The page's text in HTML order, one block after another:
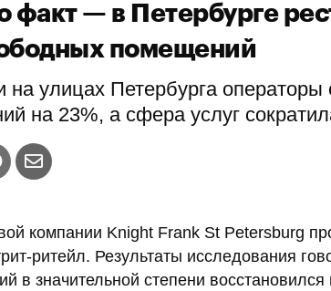
факт — в Петербурге
помещений
на улицах Петербурга
на 23%, а сфера услуг
компании Knight Frank St Petersburg
ритейл. Результаты исследования
в значительной степени